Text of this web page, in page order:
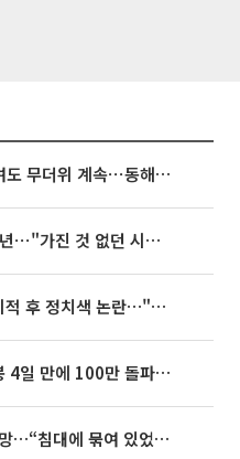
[내일 날씨] 폭염 한풀 꺾여도 무더위 계속⋯동해안 이틀 연속 비
임영웅, 어느덧 데뷔 10주년⋯"가진 것 없던 시절, 내 앞엔 20명의 팬뿐"
김희철, '뒤집힌 태극기' 지적 후 정치색 논란…"좌우 떠나 우리나라 국기"
놀란 감독 '오디세이', 개봉 4일 만에 100만 돌파⋯'왕사남' 보다 빠르다
천안 교회서 11세 아동 사망…“침대에 묶여 있었다” 진술 확보